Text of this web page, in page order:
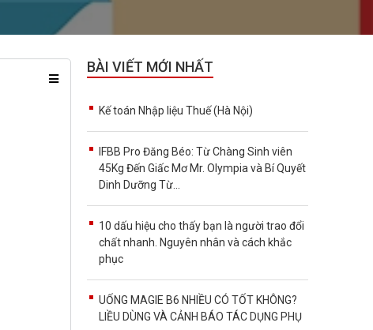
BÀI VIẾT MỚI NHẤT
Kế toán Nhập liệu Thuế (Hà Nội)
IFBB Pro Đăng Béo: Từ Chàng Sinh viên
45Kg Đến Giấc Mơ Mr. Olympia và Bí Quyết
Dinh Dưỡng Từ...
10 dấu hiệu cho thấy bạn là người trao đổi
chất nhanh. Nguyên nhân và cách khắc
phục
UỐNG MAGIE B6 NHIỀU CÓ TỐT KHÔNG?
LIỀU DÙNG VÀ CẢNH BÁO TÁC DỤNG PHỤ